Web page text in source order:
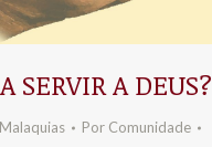
SERVIR A DEUS?
Por Comunidade